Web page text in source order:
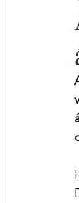
Pronto a